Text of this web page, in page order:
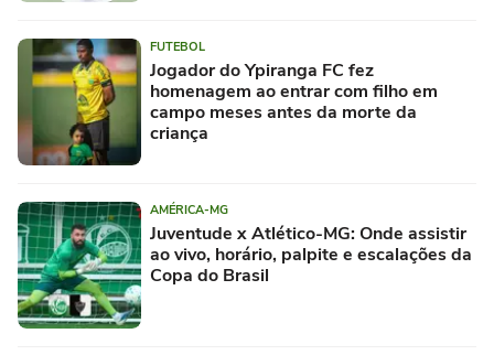
FUTEBOL
Jogador do Ypiranga FC fez
homenagem ao entrar com filho em
campo meses antes da morte da
criança
AMÉRICA-MG
Juventude x Atlético-MG: Onde assistir
ao vivo, horário, palpite e escalações da
Copa do Brasil